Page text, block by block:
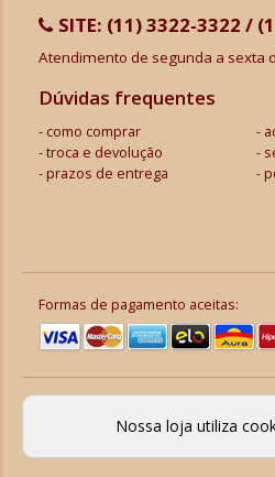
SITE: (11) 3322-3322 /
Atendimento de segunda a sexta
Dúvidas frequentes
como comprar
troca e devolução
prazos de entrega
Formas de pagamento aceitas:
Nossa loja utiliza